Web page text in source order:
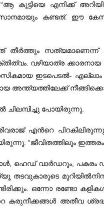
എനിക്ക്‌
കണ്ടത്‌. ഈ
തീര്‍ത്തും
വഴിയാത്ര ക്കാരനായ
ഇടപെടല്‍-
ചിലമ്പിച്ചു പോയിരുന്നു.
എന്‍റെ
“ജീവിതത്തിലും
ഹെഡ്‌ വാര്‍ഡറും, പകരം
ഒന്നോ
കരുനീക്കങ്ങള്‍ അതീവ